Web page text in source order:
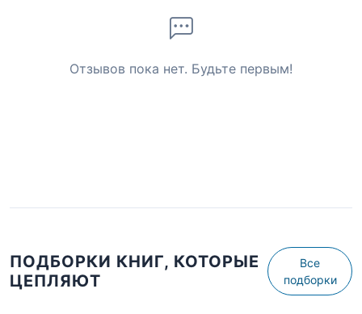
Отзывов пока нет. Будьте первым!
ПОДБОРКИ КНИГ, КОТОРЫЕ
ЦЕПЛЯЮТ
Все
подборки